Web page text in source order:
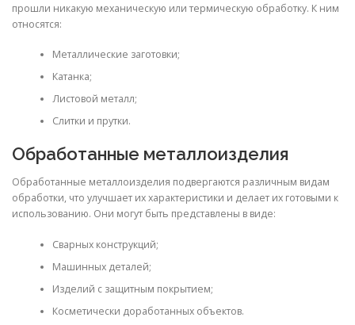
прошли никакую механическую или термическую обработку. К ним
относятся:
Металлические заготовки;
Катанка;
Листовой металл;
Слитки и прутки.
Обработанные металлоизделия
Обработанные металлоизделия подвергаются различным видам
обработки, что улучшает их характеристики и делает их готовыми к
использованию. Они могут быть представлены в виде:
Сварных конструкций;
Машинных деталей;
Изделий с защитным покрытием;
Косметически доработанных объектов.